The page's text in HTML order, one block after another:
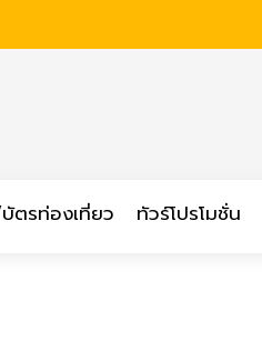
ตรท่องเที่ยว ทัวร์โปรโมชั่น